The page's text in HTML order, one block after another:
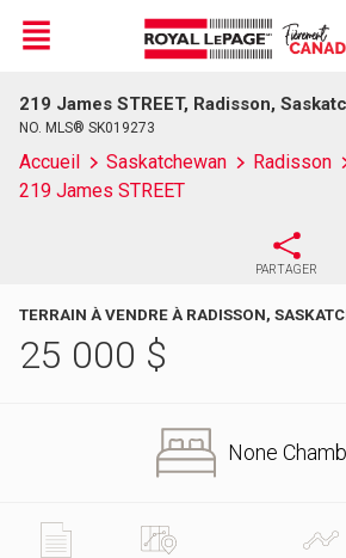
Live
En Direct
Menu
219 James STREET, Radisson,
NO. MLS® SK019273
Accueil Saskatchewan
Radisson
219 James STREET
PARTAGER
TERRAIN À VENDRE À RADISSON,
25 000 $
None